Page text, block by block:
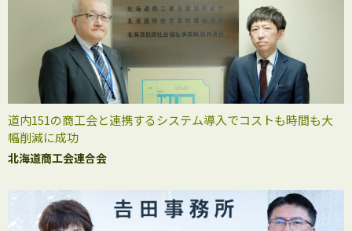
道内151の商工会と連携するシステム導入でコストも時間も大
幅削減に成功
北海道商工会連合会